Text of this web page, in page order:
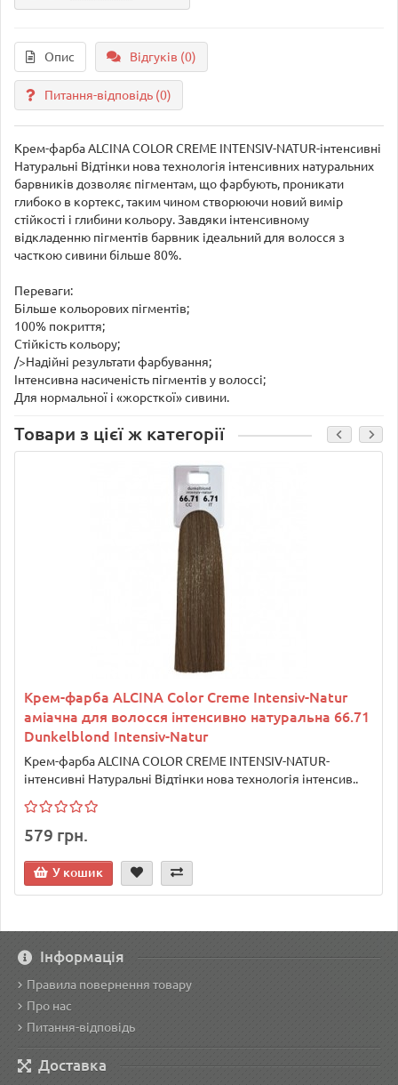
Опис Відгуків (0)
Питання-відповідь (0)
Крем-фарба ALCINA COLOR CREME INTENSIV-NATUR-інтенсивні
Натуральні Відтінки нова технологія інтенсивних натуральних
барвників дозволяє пігментам, що фарбують, проникати
глибоко в кортекс, таким чином створюючи новий вимір
стійкості і глибини кольору. Завдяки інтенсивному
відкладенню пігментів барвник ідеальний для волосся з
часткою сивини більше 80%.
Переваги:
Більше кольорових пігментів;
100% покриття;
Стійкість кольору;
/>Надійні результати фарбування;
Інтенсивна насиченість пігментів у волоссі;
Для нормальної і «жорсткої» сивини.
Товари з цієї ж категорії
Крем-фарба ALCINA Color Creme Intensiv-Natur
аміачна для волосся інтенсивно натуральна 66.71
Dunkelblond Intensiv-Natur
Крем-фарба ALCINA COLOR CREME INTENSIV-NATUR-
інтенсивні Натуральні Відтінки нова технологія інтенсив..
579 грн.
У кошик
Інформація
Правила повернення товару
Про нас
Питання-відповідь
Доставка